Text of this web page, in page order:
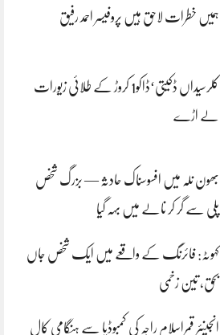
ہمیں خطرات لاحق ہیں پروفیسر احمد رفیق
کلرسیداں ڈکیتی‘ڈاکو1 کروڑ کے طلائی زیورات
لے اڑے
بھون نلہ میں افسوسناک حادثہ — بزرگ شخص
پلی سے گر کر نالے میں بہہ گیا
کہوٹہ: فائرنگ کے واقعے میں ایک شخص جاں
بحق، تین زخمی
انجینئر قمراسلام راجہ کی کمبوڈیا سے ہنگامی کال